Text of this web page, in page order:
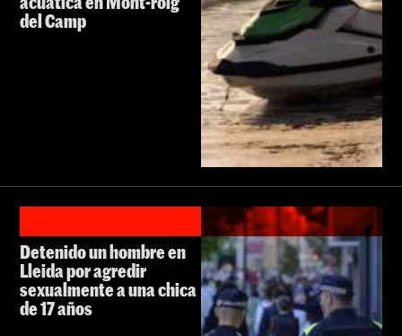
del Camp
Detenido un hombre en
Lleida por agredir
sexualmente a una chica
de 17 años